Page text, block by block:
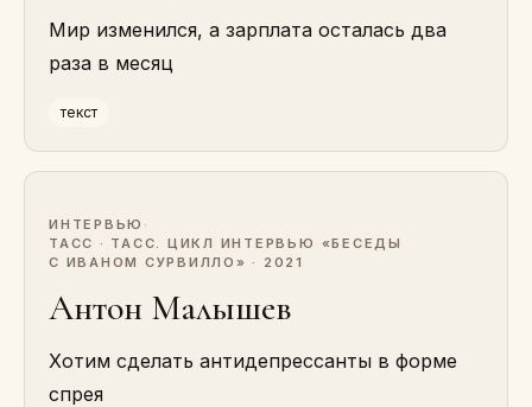
Мир изменился, а зарплата осталась два
раза в месяц
текст
ИНТЕРВЬЮ ·
ТАСС · ТАСС. ЦИКЛ ИНТЕРВЬЮ «БЕСЕДЫ
С ИВАНОМ СУРВИЛЛО» · 2021
Антон Малышев
Хотим сделать антидепрессанты в форме
спрея